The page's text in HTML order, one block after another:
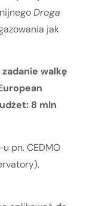
Droga
jak
walkę
8 mln
pn. CEDMO